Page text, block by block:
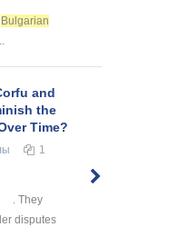
Bulgarian
and
the
Time?
1
. They
disputes